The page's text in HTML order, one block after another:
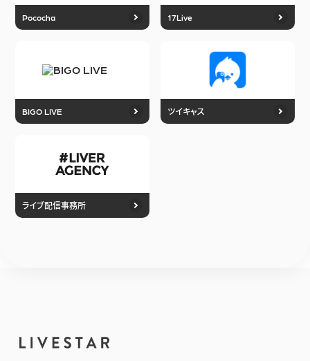
Pococha 17Live
BIGO LIVE ツイキャス
ライブ配信事務所